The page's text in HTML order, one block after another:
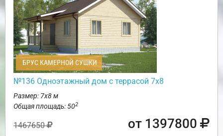
БРУС КАМЕРНОЙ СУШКИ
№136 Одноэтажный дом с террасой 7х8
Размер: 7х8 м
Общая площадь: 502
1467650 от 1397800